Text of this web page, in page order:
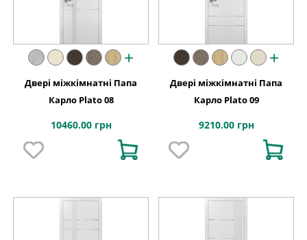
+
Двері міжкімнатні Папа
Карло Plato 08
10460.00 грн
+
Двері міжкімнатні Папа
Карло Plato 09
9210.00 грн